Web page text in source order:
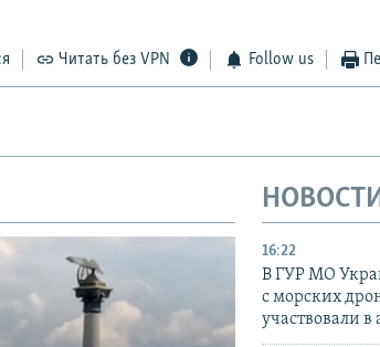
Читать без VPN Follow us
16:22
В ГУР МО
с морских
участвовали в